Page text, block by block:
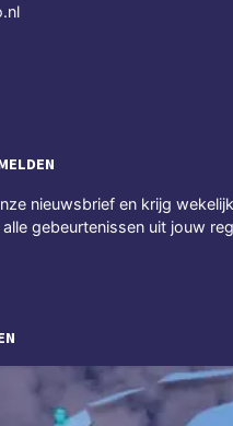
nieuwsbrief en krijg
gebeurtenissen uit jouw